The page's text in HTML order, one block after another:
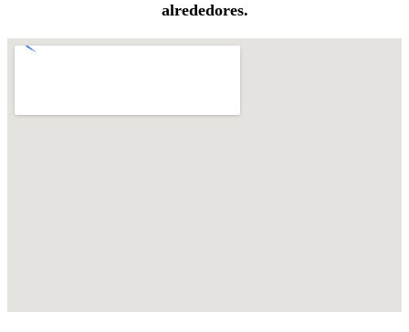
alrededores.